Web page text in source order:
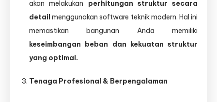
akan melakukan perhitungan struktur secara
detailmenggunakan software teknik modern. Hal ini
memastikan bangunan Anda memiliki
keseimbangan beban dan kekuatan struktur
yang optimal.
Tenaga Profesional & Berpengalaman